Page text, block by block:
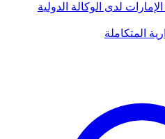
الإمارات لدى الوكالة الدولية
المتكاملة